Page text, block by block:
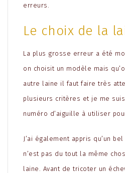
erreurs.
Le choix de la
La plus grosse erreur a été
on choisit un modèle mais
autre laine il faut faire très
plusieurs critères et je me
numéro d’aiguille à utiliser
J’ai également appris qu’un
n’est pas du tout la même
laine. Avant de tricoter un